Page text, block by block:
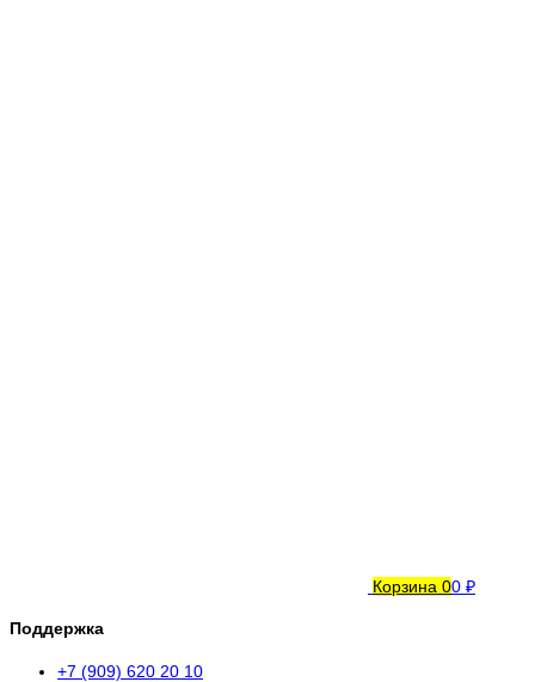
Корзина 00 ₽
Поддержка
+7 (909) 620 20 10